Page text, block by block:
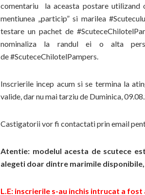
comentariu la aceasta postare utilizand
mentiunea „particip” si marilea
testare un pachet de
nominaliza la randul ei o alta
de #ScuteceChilotelPampers.
Inscrierile incep acum si se termina la
valide, dar nu mai tarziu de Duminica,
Castigatorii vor fi contactati prin email
Atentie: modelul acesta de scutece
alegeti doar dintre marimile
L.E: inscrierile s-au inchis intrucat a